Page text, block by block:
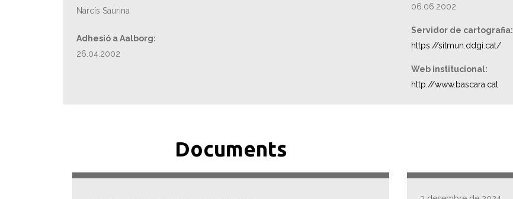
Narcís Saurina
Adhesió a Aalborg:
26.04.2002
06.06.2002
Servidor de cartografia:
https://sitmun.ddgi.cat/
Web institucional:
http://www.bascara.cat
Documents